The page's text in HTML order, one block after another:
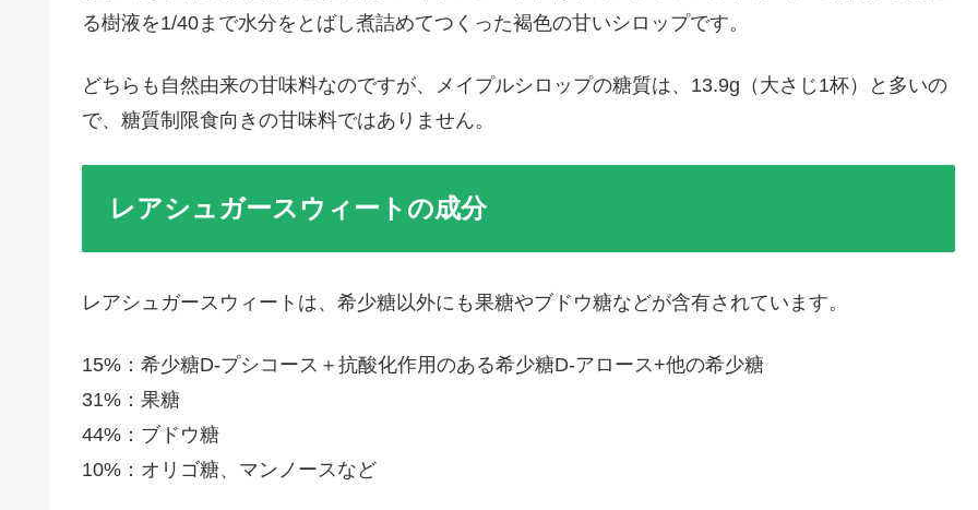
る樹液を1/40まで水分をとばし煮詰めてつくった褐色の甘いシロップです。
どちらも自然由来の甘味料なのですが、メイプルシロップの糖質は、13.9g（大さじ1杯）と多いの
で、糖質制限食向きの甘味料ではありません。
レアシュガースウィートの成分
レアシュガースウィートは、希少糖以外にも果糖やブドウ糖などが含有されています。
15%：希少糖D-プシコース＋抗酸化作用のある希少糖D-アロース+他の希少糖
31%：果糖
44%：ブドウ糖
10%：オリゴ糖、マンノースなど